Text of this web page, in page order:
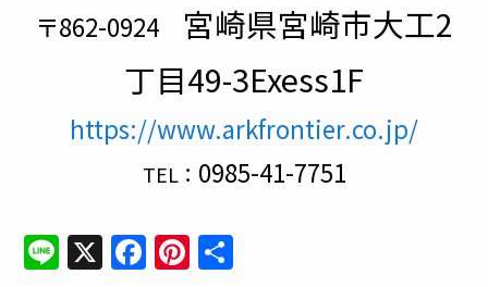
〒862-0924 宮崎県宮崎市大工2
丁目49-3Exess1F
https://www.arkfrontier.co.jp/
TEL： 0985-41-7751
Line
X Facebook
Pinterest
共